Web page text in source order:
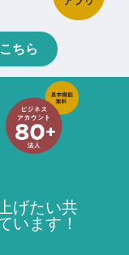
ちら
げたい共
います！